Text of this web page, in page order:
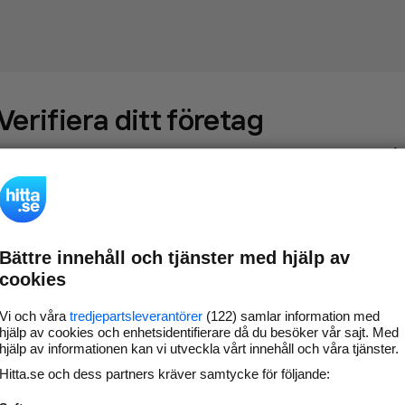
ditt företag
som69 540företag - ta kontroll över din företagssida på
hitta.se och syns bättre mot kunder i ditt närområde. Helt
kostnadsfritt.
Uppdatera din
företagsinformation
Svara på och hantera dina
Gå vidare
Bättre innehåll och tjänster med hjälp av
cookies
Vi och våra tredjepartsleverantörer (122) samlar information med
hjälp av cookies och enhetsidentifierare då du besöker vår sajt. Med
hjälp av informationen kan vi utveckla vårt innehåll och våra tjänster.
Hitta.se och dess partners kräver samtycke för följande: